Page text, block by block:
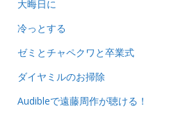
大晦日に
冷っとする
ゼミとチャペクワと卒業式
ダイヤミルのお掃除
Audibleで遠藤周作が聴ける！